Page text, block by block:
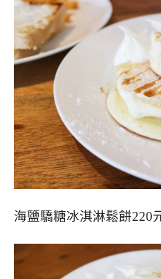
海鹽驕糖冰淇淋鬆餅220